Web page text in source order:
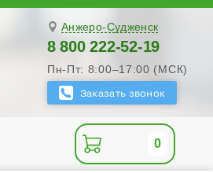
Анжеро-Судженск
8 800 222-52-19
Пн-Пт: 8:00–17:00 (МСК)
0